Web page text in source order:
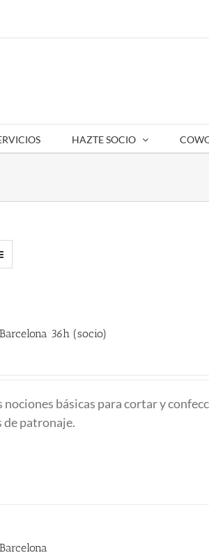
HAZTE SOCIO
36h (socio)
básicas para cortar y
de patronaje.